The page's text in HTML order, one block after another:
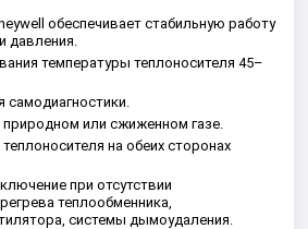
обеспечивает стабильную работу
давления.
температуры теплоносителя 45–
самодиагностики.
или сжиженном газе.
на обеих сторонах
при отсутствии
теплообменника,
системы дымоудаления.